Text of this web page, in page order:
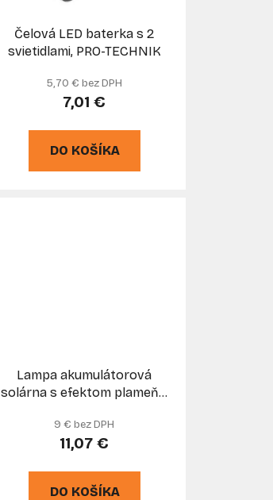
k
Čelová LED baterka s 2
svietidlami, PRO-TECHNIK
5,70 € bez DPH
7,01 €
DO KOŠÍKA
Lampa akumulátorová
solárna s efektom plameňa,
9 € bez DPH
11,07 €
DO KOŠÍKA